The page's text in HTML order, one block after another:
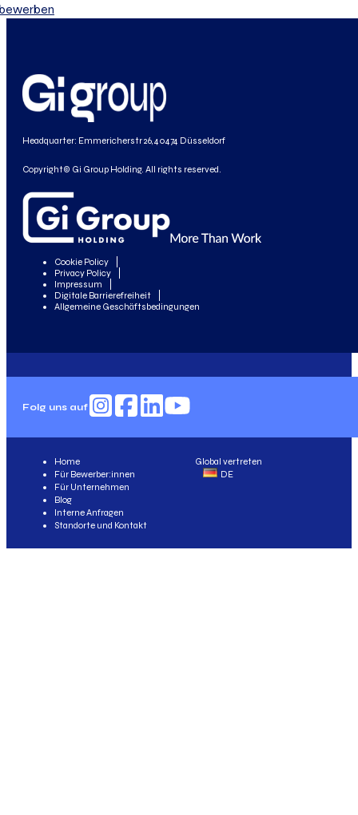
Headquarter: Emmericherstr 26, 40474 Düsseldorf
Copyright© Gi Group Holding. All rights reserved.
Cookie Policy
Privacy Policy
Impressum
Digitale Barrierefreiheit
Allgemeine Geschäftsbedingungen
Folg uns auf
Global vertreten
DE
Home
Für Bewerber:innen
Für Unternehmen
Blog
Interne Anfragen
Standorte und Kontakt